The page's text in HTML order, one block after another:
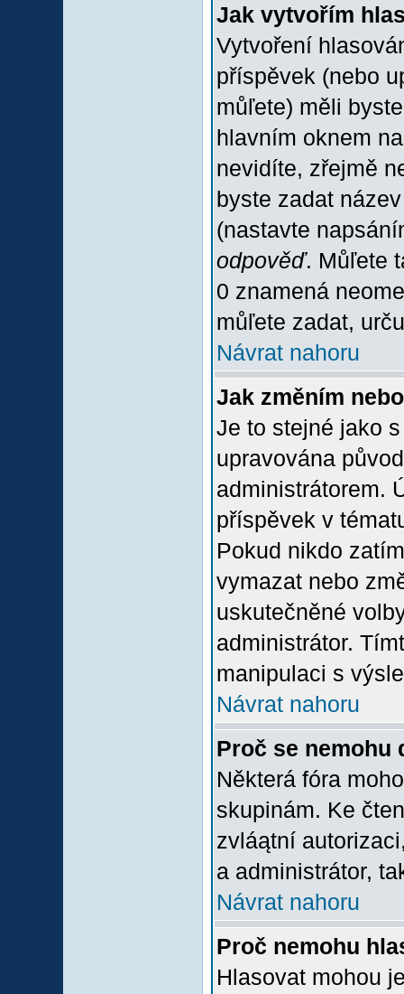
Jak vytvořím
Vytvoření
příspěvek (nebo
můľete) měli
hlavním oknem
nevidíte, zřejmě
byste zadat
(nastavte
odpověď. Můľete
0 znamená
můľete zadat,
Návrat nahoru
Jak změním
Je to stejné jako
upravována
administrátorem.
příspěvek v
Pokud nikdo
vymazat nebo
uskutečněné
administrátor.
manipulaci s
Návrat nahoru
Proč se nemohu
Některá fóra
skupinám. Ke
zvláątní
a administrátor,
Návrat nahoru
Proč nemohu
Hlasovat mohou